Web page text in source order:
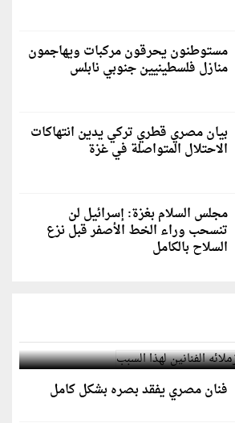
مستوطنون يحرقون مركبات ويهاجمون
منازل فلسطينيين جنوبي نابلس
بيان مصري قطري تركي يدين انتهاكات
الاحتلال المتواصلة في غزة
مجلس السلام بغزة: إسرائيل لن
تنسحب وراء الخط الأصفر قبل نزع
السلاح بالكامل
الفنانين لهذا السبب
فنان مصري يفقد بصره بشكل كامل